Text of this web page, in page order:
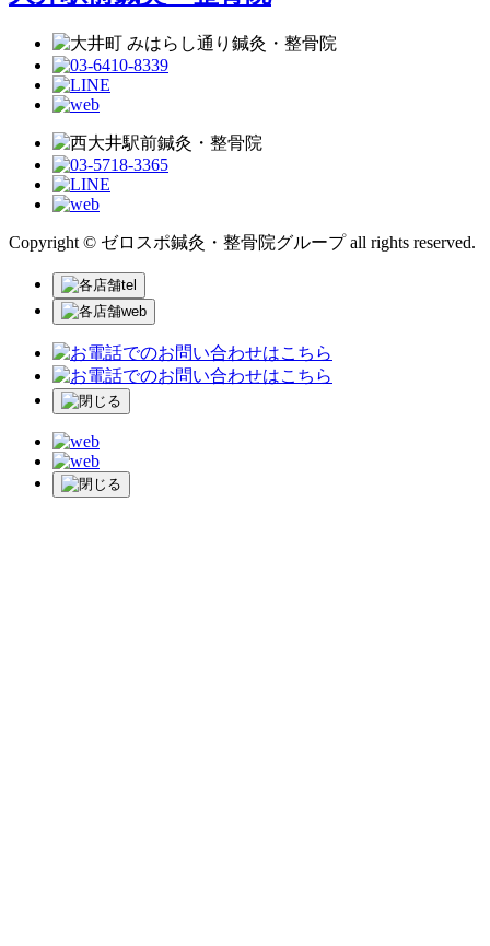
Copyright © ゼロスポ鍼灸・整骨院グループ all rights reserved.